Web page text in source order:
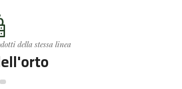
della stessa linea